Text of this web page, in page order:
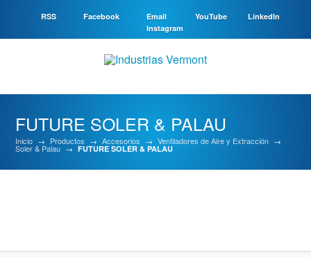
RSS Facebook Email YouTube
LinkedIn
Instagram
FUTURE SOLER & PALAU
Inicio → Productos → Accesorios → Ventiladores de Aire y Extracción →
Soler & Palau → FUTURE SOLER & PALAU